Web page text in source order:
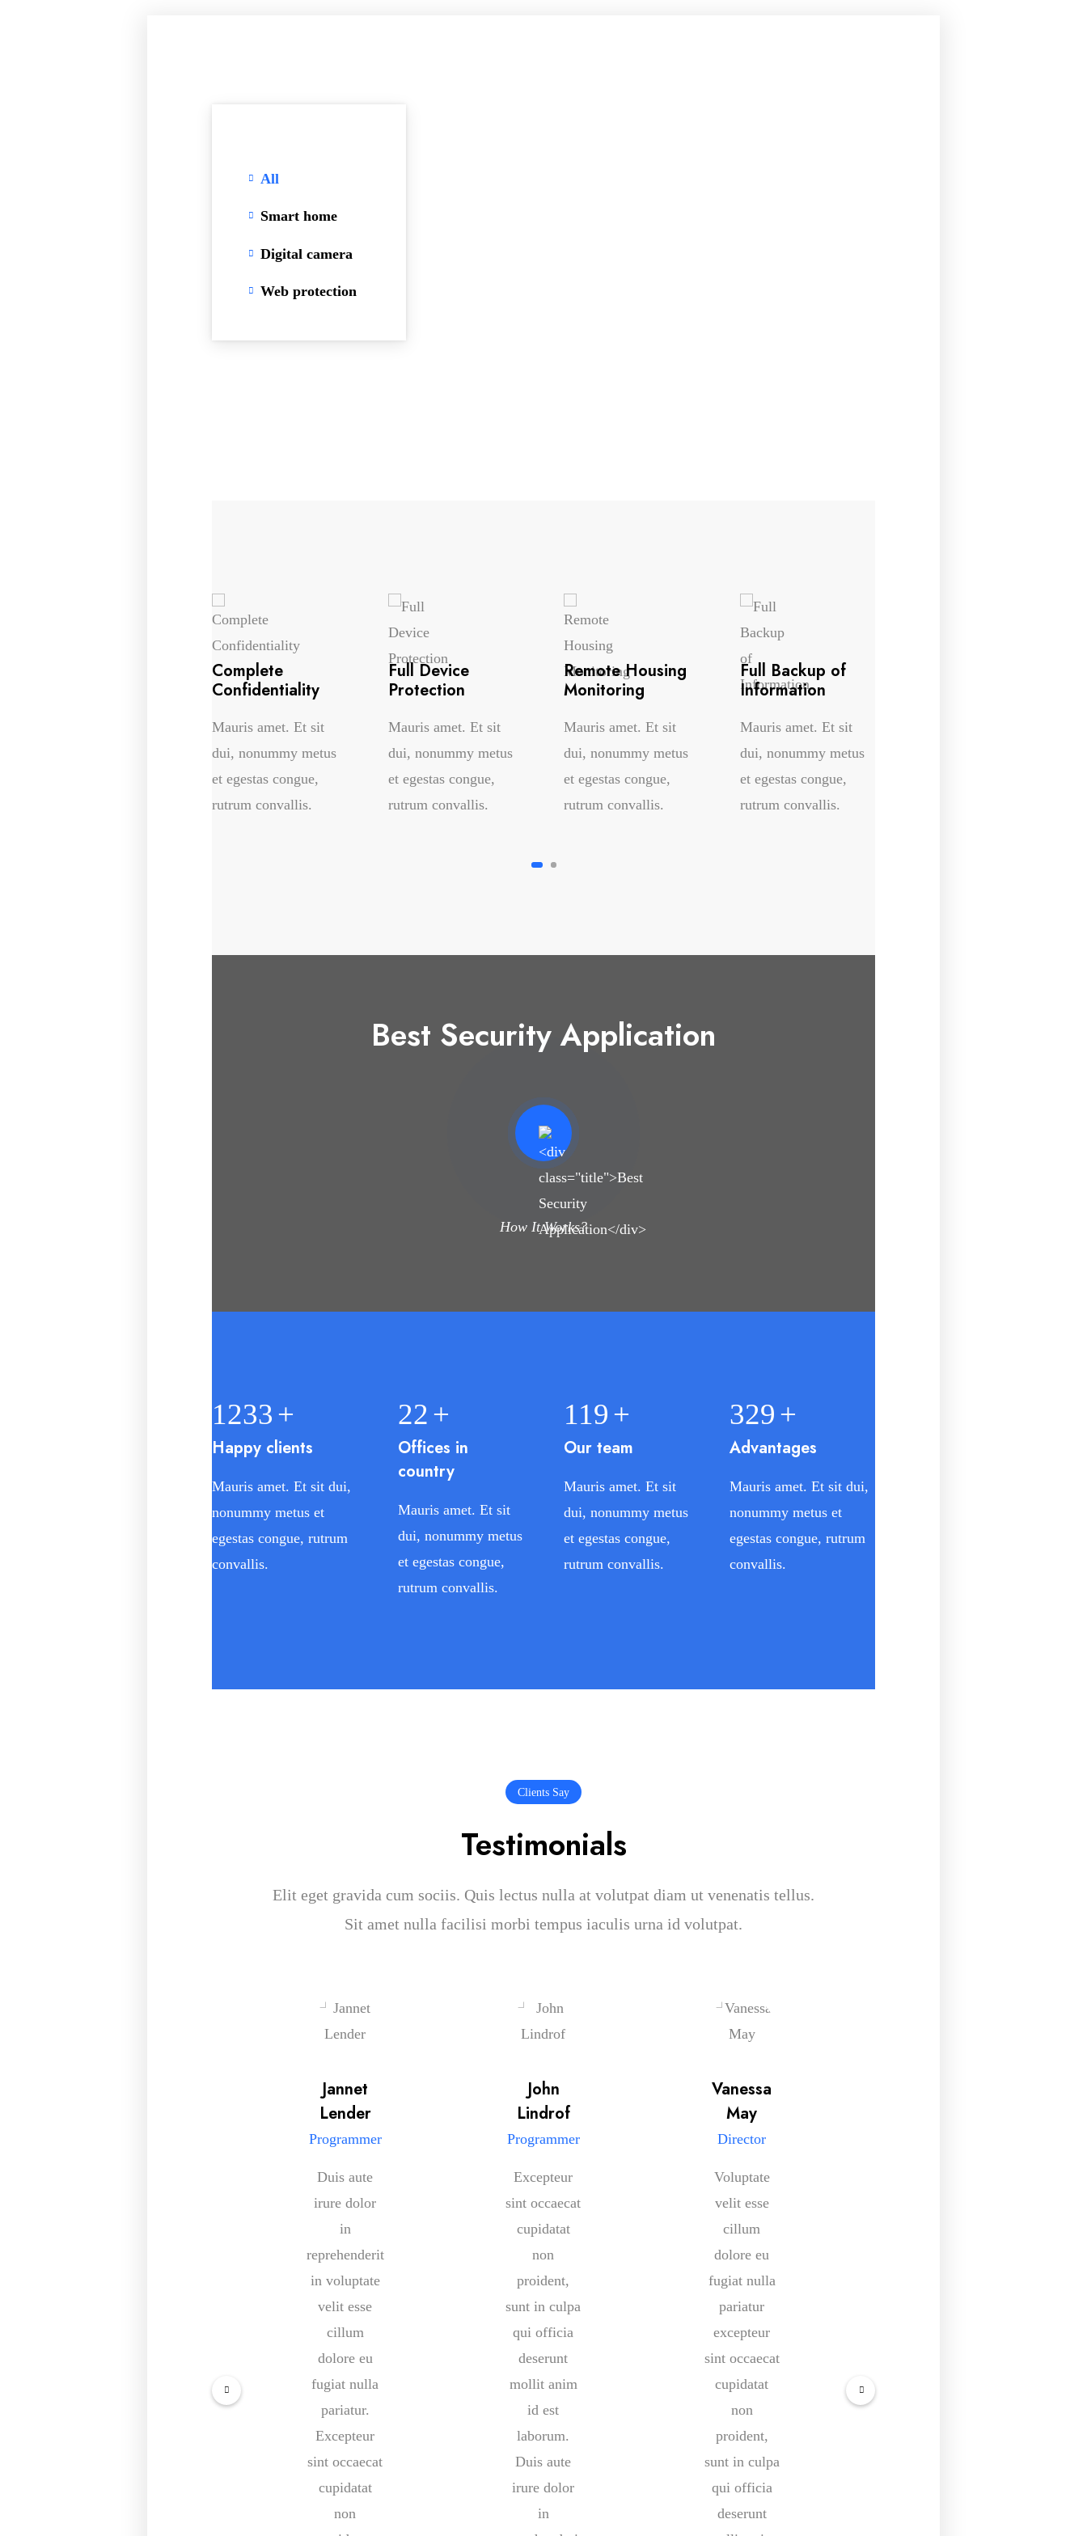
All
Smart home
Digital camera
Web protection
Complete
Confidentiality
Mauris amet. Et sit
dui, nonummy metus
et egestas congue,
rutrum convallis.
Full Device
Protection
Mauris amet. Et sit
dui, nonummy metus
et egestas congue,
rutrum convallis.
Remote Housing
Monitoring
Mauris amet. Et sit
dui, nonummy metus
et egestas congue,
rutrum convallis.
Full Backup of
Information
Mauris amet. Et sit
dui, nonummy metus
et egestas congue,
rutrum convallis.
Best Security Application
How It Works?
1404+
Happy clients
Mauris amet. Et sit dui,
nonummy metus et
egestas congue, rutrum
convallis.
25+
Offices in
country
Mauris amet. Et sit
dui, nonummy metus
et egestas congue,
rutrum convallis.
136+
Our team
Mauris amet. Et sit
dui, nonummy metus
et egestas congue,
rutrum convallis.
374+
Advantages
Mauris amet. Et sit dui,
nonummy metus et
egestas congue, rutrum
convallis.
Clients Say
Testimonials
Elit eget gravida cum sociis. Quis lectus nulla at volutpat diam ut venenatis tellus.
Sit amet nulla facilisi morbi tempus iaculis urna id volutpat.
Jannet
Lender
Programmer
Duis aute
irure dolor
in
reprehenderit
in voluptate
velit esse
cillum
dolore eu
fugiat nulla
pariatur.
Excepteur
sint occaecat
cupidatat
non
John
Lindrof
Programmer
Excepteur
sint occaecat
cupidatat
non
proident,
sunt in culpa
qui officia
deserunt
mollit anim
id est
laborum.
Duis aute
irure dolor
in
Vanessa
May
Director
Voluptate
velit esse
cillum
dolore eu
fugiat nulla
pariatur
excepteur
sint occaecat
cupidatat
non
proident,
sunt in culpa
qui officia
deserunt